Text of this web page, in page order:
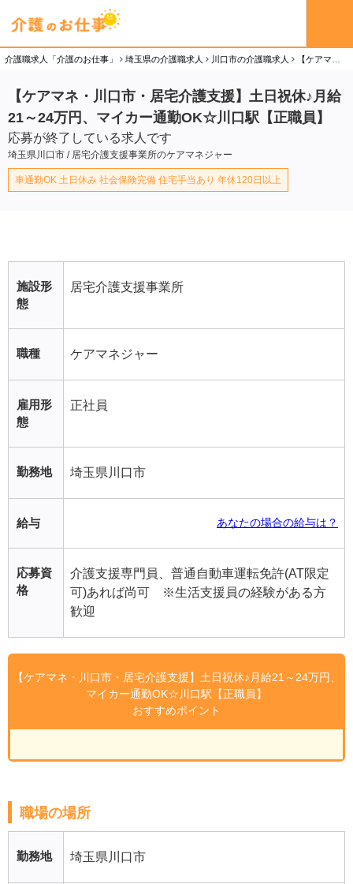
介護職求人「介護のお仕事」 埼玉県の介護職求人 川口市の介護職求人 【ケアマネ・川口市・居宅介護支援】土日祝休♪月給21～24万円、マイカー通勤OK☆川口駅【正職員】のケアマネジャー（正社員）求人
【ケアマネ・川口市・居宅介護支援】土日祝休♪月給
21～24万円、マイカー通勤OK☆川口駅【正職員】
応募が終了している求人です
埼玉県川口市 / 居宅介護支援事業所のケアマネジャー
車通勤OK 土日休み 社会保険完備 住宅手当あり 年休120日以上
施設形
態
居宅介護支援事業所
職種 ケアマネジャー
雇用形
態
正社員
勤務地 埼玉県川口市
給与 あなたの場合の給与は？
応募資
格
介護支援専門員、普通自動車運転免許(AT限定
可)あれば尚可 ※生活支援員の経験がある方
歓迎
【ケアマネ・川口市・居宅介護支援】土日祝休♪月給21～24万円、
マイカー通勤OK☆川口駅【正職員】
おすすめポイント
職場の場所
勤務地 埼玉県川口市